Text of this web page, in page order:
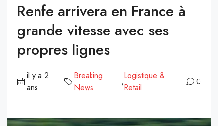
Renfe arrivera en France à
grande vitesse avec ses
propres lignes
il y a 2
ans
Breaking
News
,
Logistique &
Retail
0